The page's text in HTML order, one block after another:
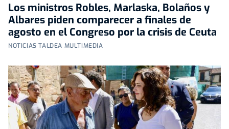
Los ministros Robles, Marlaska, Bolaños y
Albares piden comparecer a finales de
agosto en el Congreso por la crisis de Ceuta
NOTICIAS TALDEA MULTIMEDIA